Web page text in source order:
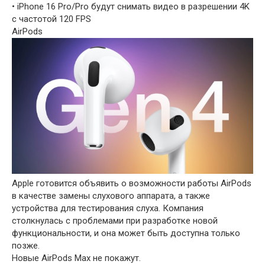
• iPhone 16 Pro/Pro будут снимать видео в разрешении 4K
с частотой 120 FPS
AirPods
Apple готовится объявить о возможности работы AirPods
в качестве замены слухового аппарата, а также
устройства для тестирования слуха. Компания
столкнулась с проблемами при разработке новой
функциональности, и она может быть доступна только
позже.
Новые AirPods Max не покажут.